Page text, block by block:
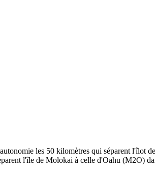
les 50 kilomètres qui séparent l'îlot
l'île de Molokai à celle d'Oahu (M2O)